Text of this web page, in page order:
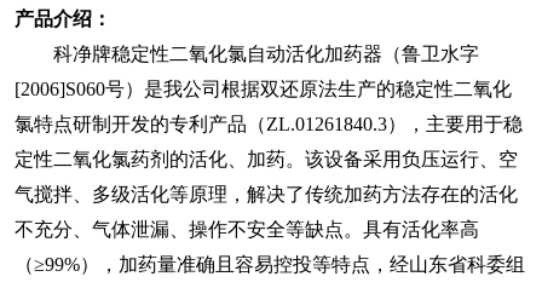
产品介绍：
科净牌稳定性二氧化氯自动活化加药器（鲁卫水字
[2006]S060号）是我公司根据双还原法生产的稳定性二氧化
氯特点研制开发的专利产品（ZL.01261840.3），主要用于稳
定性二氧化氯药剂的活化、加药。该设备采用负压运行、空
气搅拌、多级活化等原理，解决了传统加药方法存在的活化
不充分、气体泄漏、操作不安全等缺点。具有活化率高
（≥99%），加药量准确且容易控投等特点，经山东省科委组